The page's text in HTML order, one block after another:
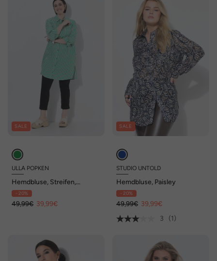
SALE
ULLA POPKEN
Hemdbluse, Streifen,
Hemdkragen, A-Linie,
Langarm
- 20%
49,99€ 39,99€
SALE
STUDIO UNTOLD
Hemdbluse, Paisley
- 20%
49,99€ 39,99€
3
(1)